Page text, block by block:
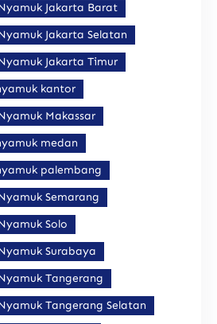
Jakarta Barat
Jakarta Selatan
Jakarta Timur
kantor
Makassar
medan
palembang
Semarang
Solo
Surabaya
Tangerang
Tangerang Selatan